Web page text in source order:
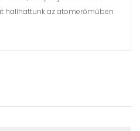
hallhattunk az atomerőműben